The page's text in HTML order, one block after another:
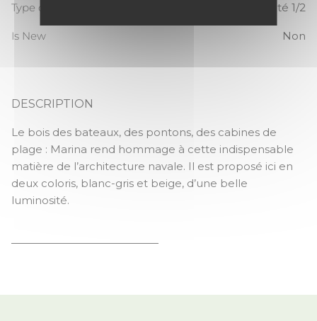
Type de raccord Raccord sauté 1/2
Is New Non
DESCRIPTION
Le bois des bateaux, des pontons, des cabines de
plage : Marina rend hommage à cette indispensable
matière de l’architecture navale. Il est proposé ici en
deux coloris, blanc-gris et beige, d’une belle
luminosité.